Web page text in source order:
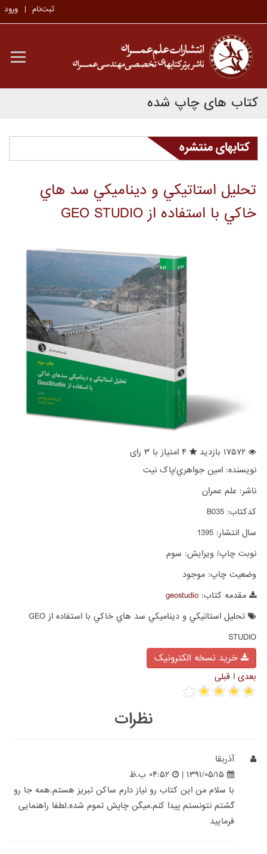
ثبت‌نام ورود
کتاب های چاپ شده
کتابهای منتشره
تحليل استاتيکي و ديناميکي سد هاي
خاکي با استفاده از GEO STUDIO
۱۷۵۷۲ بازدید
۴ امتیاز با ۳ رای
نویسنده: امين جواهري/پاک نيت
ناشر: علم عمران
کدکتاب: B035
سال انتشار: 1395
نوبت چاپ/ ویرایش: سوم
وضعیت چاپ: موجود
مقدمه کتاب: geostudio
تحليل استاتيکي و ديناميکي سد هاي خاکي با استفاده از GEO
STUDIO
خرید نسخه الکترونیک
بعدی ا قبلی
نظرات
آذربقا
۱۳۹۱/۰۵/۱۵ |
۰۴:۵۲ ب.ظ
با سلام من این کتاب رو نیاز دارم ساکن تبریز هستم.همه جا رو
گشتم نتونستم پیدا کنم.میگن چاپش تموم شده.لطفا راهنمایی
فرمایید